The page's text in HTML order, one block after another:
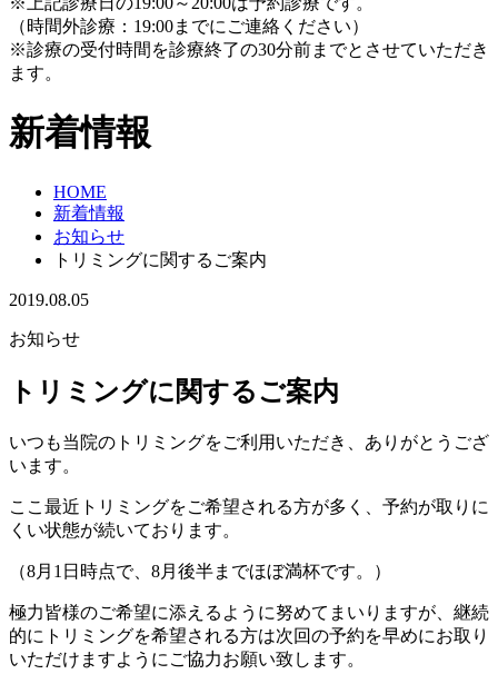
（時間外診療：19:00までにご連絡ください）
※診療の受付時間を診療終了の30分前までとさせていただき
ます。
新着情報
HOME
新着情報
お知らせ
トリミングに関するご案内
2019.08.05
お知らせ
トリミングに関するご案内
いつも当院のトリミングをご利用いただき、ありがとうござ
います。
ここ最近トリミングをご希望される方が多く、予約が取りに
くい状態が続いております。
（8月1日時点で、8月後半までほぼ満杯です。）
極力皆様のご希望に添えるように努めてまいりますが、継続
的にトリミングを希望される方は次回の予約を早めにお取り
いただけますようにご協力お願い致します。